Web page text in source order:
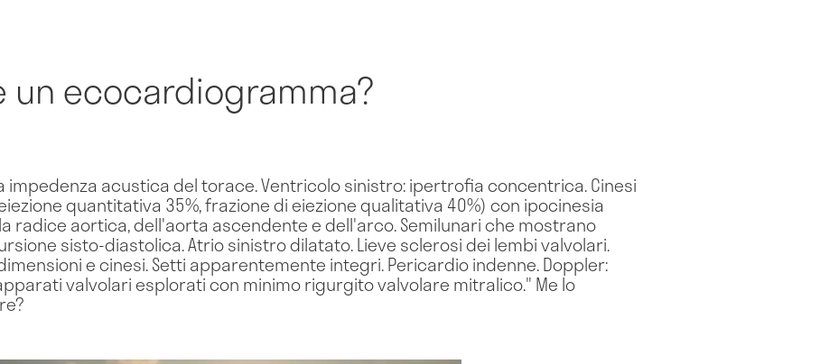
un ecocardiogramma?
acustica del torace. Ventricolo sinistro: ipertrofia concentrica. Cinesi
quantitativa 35%, frazione di eiezione qualitativa 40%) con ipocinesia
radice aortica, dell'aorta ascendente e dell'arco. Semilunari che mostrano
sisto-diastolica. Atrio sinistro dilatato. Lieve sclerosi dei lembi valvolari.
e cinesi. Setti apparentemente integri. Pericardio indenne. Doppler:
valvolari esplorati con minimo rigurgito valvolare mitralico." Me lo